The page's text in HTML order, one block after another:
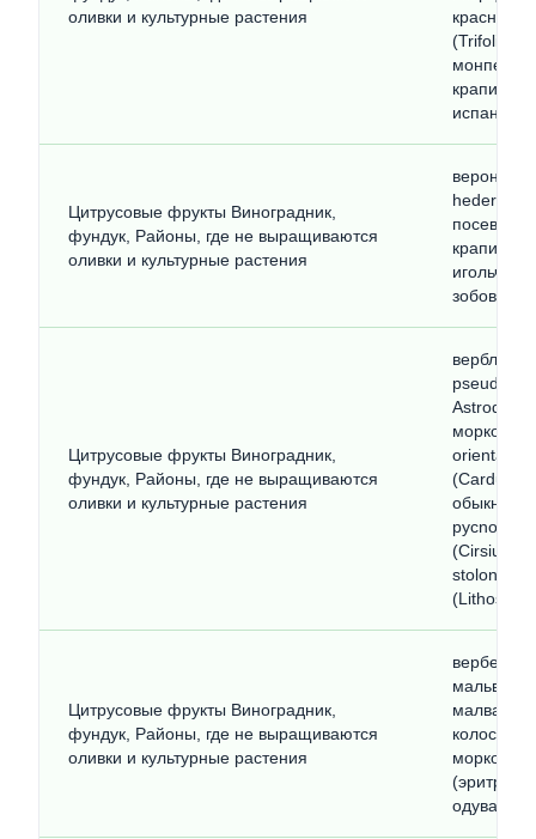
оливки и культурные растения
красный
(Trifolium
крапива
Цитрусовые фрукты Виноградник,
фундук, Районы, где не выращиваются
оливки и культурные растения
вероника
посевная
Цитрусовые фрукты Виноградник,
фундук, Районы, где не выращиваются
оливки и культурные растения
orientalis)
(Carduus
(Cirsium
Цитрусовые фрукты Виноградник,
фундук, Районы, где не выращиваются
оливки и культурные растения
мальва
малва